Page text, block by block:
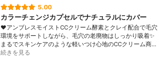
5.00
カラーチェンジカプセルでナチュラルにカバー
❤︎アンブレスモイストCCクリーム酵素とクレイ配合で毛穴
環境をサポートしながら、毛穴の老廃物はしっかり吸着✨
まるでスキンケアのような軽いつけ心地のCCクリーム商…
続きを見る